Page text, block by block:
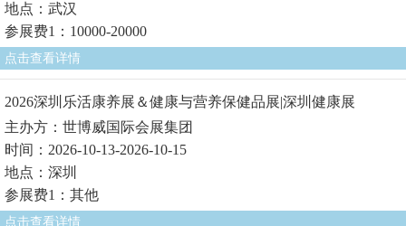
地点：武汉
参展费1：10000-20000
点击查看详情
2026深圳乐活康养展＆健康与营养保健品展|深圳健康展
主办方：世博威国际会展集团
时间：2026-10-13-2026-10-15
地点：深圳
参展费1：其他
点击查看详情